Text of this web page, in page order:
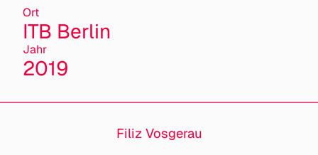
Ort
ITB Berlin
Jahr
2019
Filiz Vosgerau